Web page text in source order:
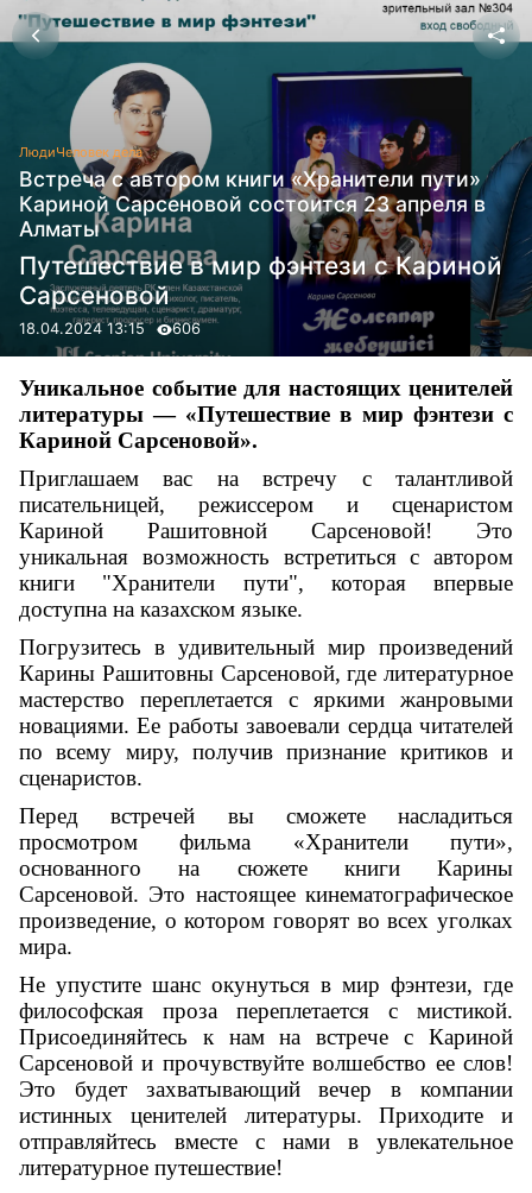
ЛюдиЧеловек дела
Встреча с автором книги «Хранители пути»
Кариной Сарсеновой состоится 23 апреля в
Алматы
Путешествие в мир фэнтези с Кариной
Сарсеновой
18.04.2024 13:15 606
Уникальное событие для настоящих ценителей
литературы — «Путешествие в мир фэнтези с
Кариной Сарсеновой».
Приглашаем вас на встречу с талантливой
писательницей, режиссером и сценаристом
Кариной Рашитовной Сарсеновой! Это
уникальная возможность встретиться с автором
книги "Хранители пути", которая впервые
доступна на казахском языке.
Погрузитесь в удивительный мир произведений
Карины Рашитовны Сарсеновой, где литературное
мастерство переплетается с яркими жанровыми
новациями. Ее работы завоевали сердца читателей
по всему миру, получив признание критиков и
сценаристов.
Перед встречей вы сможете насладиться
просмотром фильма «Хранители пути»,
основанного на сюжете книги Карины
Сарсеновой. Это настоящее кинематографическое
произведение, о котором говорят во всех уголках
мира.
Не упустите шанс окунуться в мир фэнтези, где
философская проза переплетается с мистикой.
Присоединяйтесь к нам на встрече с Кариной
Сарсеновой и прочувствуйте волшебство ее слов!
Это будет захватывающий вечер в компании
истинных ценителей литературы. Приходите и
отправляйтесь вместе с нами в увлекательное
литературное путешествие!